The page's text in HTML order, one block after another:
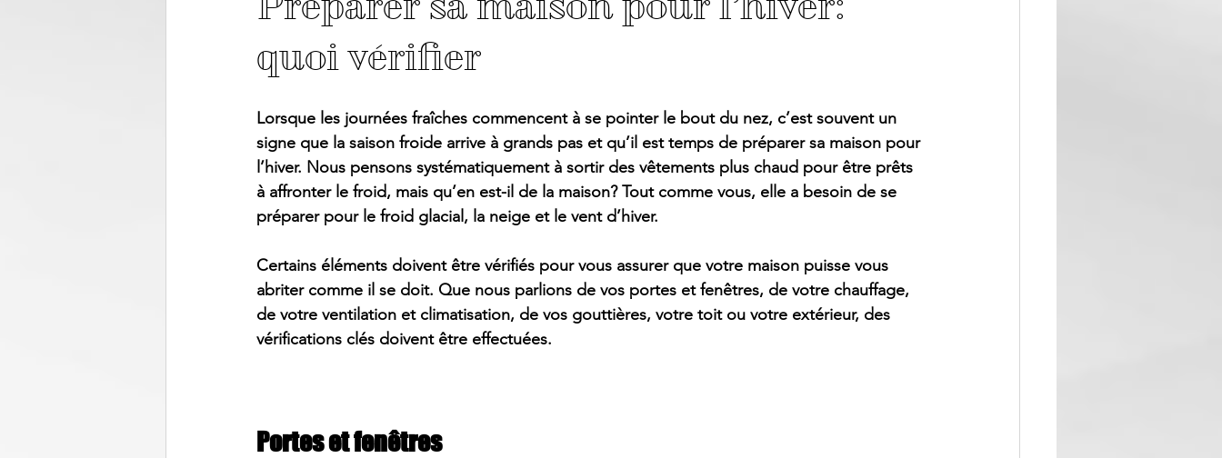
quoi vérifier
Lorsque les journées fraîches commencent à se pointer le bout du nez, c’est souvent un
signe que la saison froide arrive à grands pas et qu’il est temps de préparer sa maison pour
l’hiver. Nous pensons systématiquement à sortir des vêtements plus chaud pour être prêts
à affronter le froid, mais qu’en est-il de la maison? Tout comme vous, elle a besoin de se
préparer pour le froid glacial, la neige et le vent d’hiver.
Certains éléments doivent être vérifiés pour vous assurer que votre maison puisse vous
abriter comme il se doit. Que nous parlions de vos portes et fenêtres, de votre chauffage,
de votre ventilation et climatisation, de vos gouttières, votre toit ou votre extérieur, des
vérifications clés doivent être effectuées.
Portes et fenêtres